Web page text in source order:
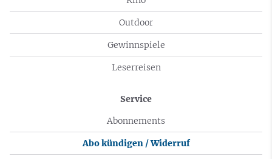
Outdoor
Gewinnspiele
Leserreisen
Service
Abonnements
Abo kündigen / Widerruf